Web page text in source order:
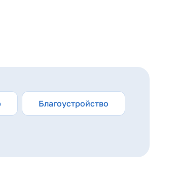
ограждениям
Благоустройство